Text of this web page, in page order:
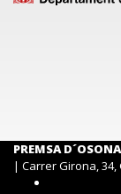
PREMSA
| Carrer Girona, 34,